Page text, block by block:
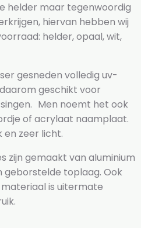
helder maar tegenwoordig
hiervan hebben wij
helder, opaal, wit,
gesneden volledig uv-
geschikt voor
Men noemt het ook
of acrylaat naamplaat.
en zeer licht.
zijn gemaakt van aluminium
toplaag. Ook
is uitermate